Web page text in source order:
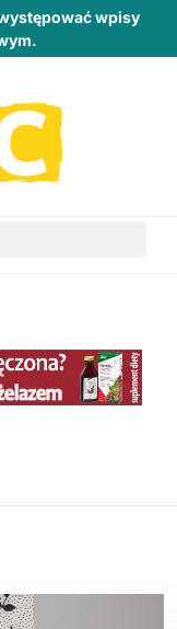
wpisy